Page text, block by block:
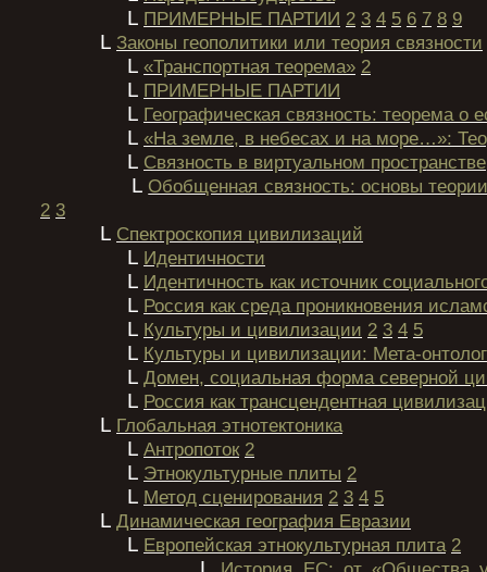
L ПРИМЕРНЫЕ ПАРТИИ 2 3 4 5 6 7 8 9
L Законы геополитики или теория связности
L «Транспортная теорема» 2
L ПРИМЕРНЫЕ ПАРТИИ
L Географическая связность: теорема о
L «На земле, в небесах и на море…»:
L Связность в виртуальном пространстве
L Обобщенная связность: основы
2 3
L Спектроскопия цивилизаций
L Идентичности
L Идентичность как источник
L Россия как среда проникновения
L Культуры и цивилизации 2 3 4 5
L Культуры и цивилизации: Мета-
L Домен, социальная форма северной
L Россия как трансцендентная
L Глобальная этнотектоника
L Антропоток 2
L Этнокультурные плиты 2
L Метод сценирования 2 3 4 5
L Динамическая география Евразии
L Европейская этнокультурная плита 2